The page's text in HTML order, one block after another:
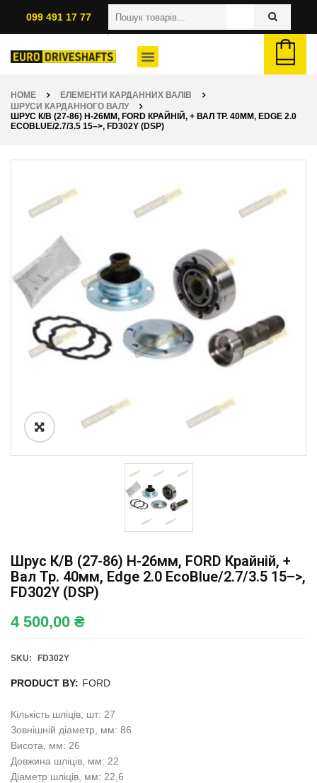
099 491 17 77
HOME
ЕЛЕМЕНТИ КАРДАННИХ ВАЛІВ
ШРУСИ КАРДАННОГО ВАЛУ
ШРУС К/В (27-86) H-26ММ, FORD КРАЙНІЙ, + ВАЛ ТР. 40ММ, EDGE 2.0
ECOBLUE/2.7/3.5 15–>, FD302Y (DSP)
Шрус К/в (27-86) H-26мм, FORD Крайній, +
Вал Тр. 40мм, Edge 2.0 EcoBlue/2.7/3.5 15–>,
FD302Y (DSP)
4 500,00 ₴
SKU: FD302Y
PRODUCT BY: FORD
Кількість шліців, шт: 27
Зовнішній діаметр, мм: 86
Висота, мм: 26
Довжина шліців, мм: 22
Діаметр шліців, мм: 22,6